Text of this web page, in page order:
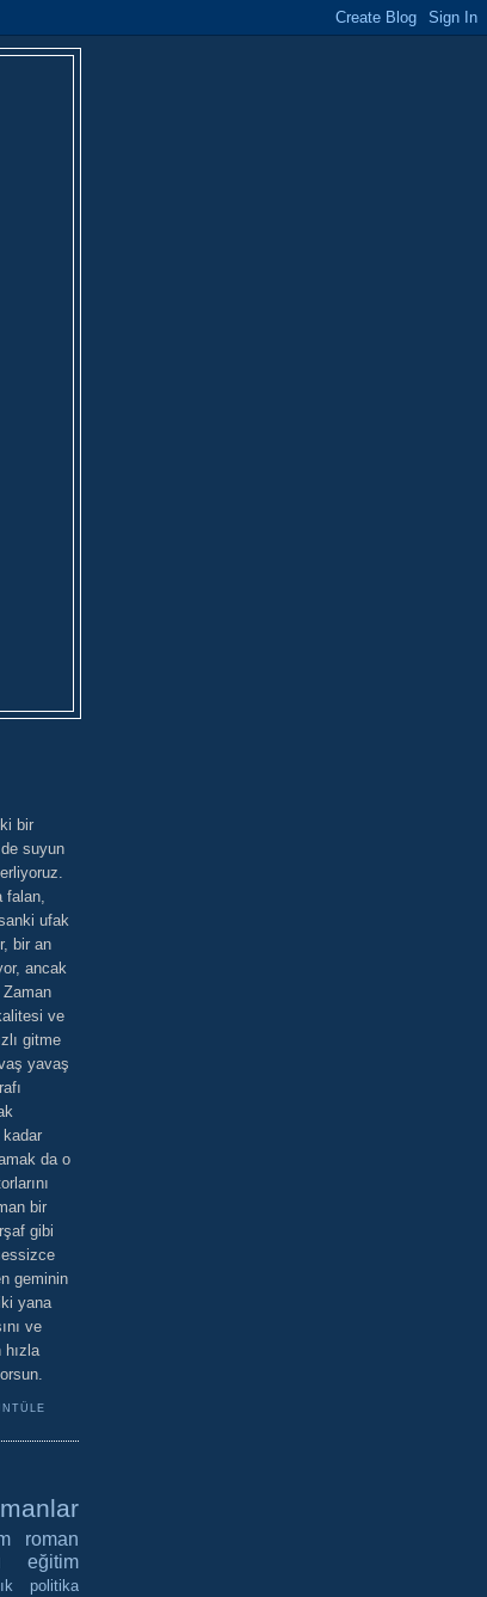
bir
suyun
falan,
ufak
bir an
ancak
ve
gitme
yavaş
kadar
da o
bir
gibi
geminin
yana
ve
hızla
roman
eğitim
politika